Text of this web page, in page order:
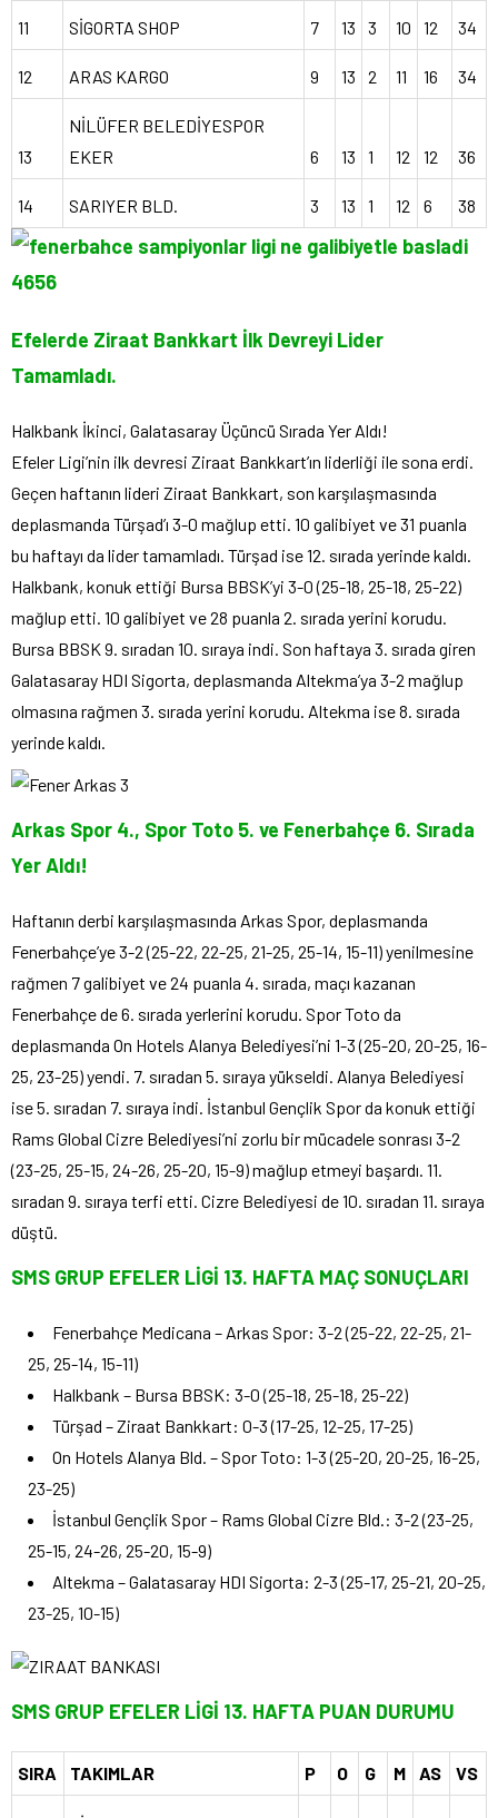
11 SİGORTA SHOP 7 13 3 10 12 34
12 ARAS KARGO 9 13 2 11 16 34
13
NİLÜFER BELEDİYESPOR
EKER
6 13 1 12 12 36
14 SARIYER BLD. 3 13 1 12 6 38
Efelerde Ziraat Bankkart İlk Devreyi Lider
Tamamladı.
Halkbank İkinci, Galatasaray Üçüncü Sırada Yer Aldı!
Efeler Ligi’nin ilk devresi Ziraat Bankkart’ın liderliği ile sona erdi.
Geçen haftanın lideri Ziraat Bankkart, son karşılaşmasında
deplasmanda Türşad’ı 3-0 mağlup etti. 10 galibiyet ve 31 puanla
bu haftayı da lider tamamladı. Türşad ise 12. sırada yerinde kaldı.
Halkbank, konuk ettiği Bursa BBSK’yi 3-0 (25-18, 25-18, 25-22)
mağlup etti. 10 galibiyet ve 28 puanla 2. sırada yerini korudu.
Bursa BBSK 9. sıradan 10. sıraya indi. Son haftaya 3. sırada giren
Galatasaray HDI Sigorta, deplasmanda Altekma’ya 3-2 mağlup
olmasına rağmen 3. sırada yerini korudu. Altekma ise 8. sırada
yerinde kaldı.
Arkas Spor 4., Spor Toto 5. ve Fenerbahçe 6. Sırada
Yer Aldı!
Haftanın derbi karşılaşmasında Arkas Spor, deplasmanda
Fenerbahçe’ye 3-2 (25-22, 22-25, 21-25, 25-14, 15-11) yenilmesine
rağmen 7 galibiyet ve 24 puanla 4. sırada, maçı kazanan
Fenerbahçe de 6. sırada yerlerini korudu. Spor Toto da
deplasmanda On Hotels Alanya Belediyesi’ni 1-3 (25-20, 20-25, 16-
25, 23-25) yendi. 7. sıradan 5. sıraya yükseldi. Alanya Belediyesi
ise 5. sıradan 7. sıraya indi. İstanbul Gençlik Spor da konuk ettiği
Rams Global Cizre Belediyesi’ni zorlu bir mücadele sonrası 3-2
(23-25, 25-15, 24-26, 25-20, 15-9) mağlup etmeyi başardı. 11.
sıradan 9. sıraya terfi etti. Cizre Belediyesi de 10. sıradan 11. sıraya
düştü.
SMS GRUP EFELER LİGİ 13. HAFTA MAÇ SONUÇLARI
Fenerbahçe Medicana – Arkas Spor: 3-2 (25-22, 22-25, 21-
25, 25-14, 15-11)
Halkbank – Bursa BBSK: 3-0 (25-18, 25-18, 25-22)
Türşad – Ziraat Bankkart: 0-3 (17-25, 12-25, 17-25)
On Hotels Alanya Bld. – Spor Toto: 1-3 (25-20, 20-25, 16-25,
23-25)
İstanbul Gençlik Spor – Rams Global Cizre Bld.: 3-2 (23-25,
25-15, 24-26, 25-20, 15-9)
Altekma – Galatasaray HDI Sigorta: 2-3 (25-17, 25-21, 20-25,
23-25, 10-15)
SMS GRUP EFELER LİGİ 13. HAFTA PUAN DURUMU
SIRA TAKIMLAR P O G M AS VS